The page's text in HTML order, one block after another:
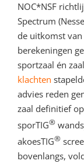
NOC*NSF
Spectrum
de uitkomst
berekeningen
sportzaal én
klachten
advies reden
zaal definitief
sporTIG®
akoesTIG®
bovenlangs,